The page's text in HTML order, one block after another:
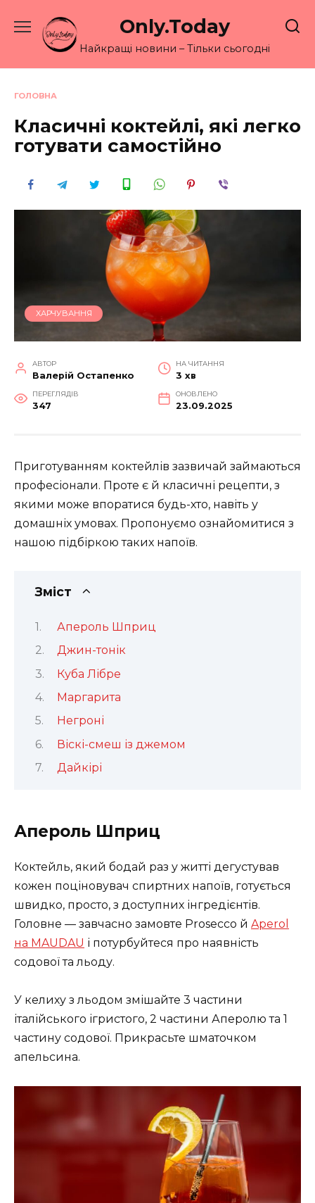
до
Only.Today
Найкращі новини – Тільки сьогодні
ГОЛОВНА
Класичні коктейлі, які легко
готувати самостійно
ХАРЧУВАННЯ
АВТОР
Валерій Остапенко
НА ЧИТАННЯ
3 хв
ПЕРЕГЛЯДІВ
347
ОНОВЛЕНО
23.09.2025
Приготуванням коктейлів зазвичай займаються
професіонали. Проте є й класичні рецепти, з
якими може впоратися будь-хто, навіть у
домашніх умовах. Пропонуємо ознайомитися з
нашою підбіркою таких напоїв.
Зміст
Апероль Шприц
Джин-тонік
Куба Лібре
Маргарита
Негроні
Віскі-смеш із джемом
Дайкірі
Апероль Шприц
Коктейль, який бодай раз у житті дегустував
кожен поціновувач спиртних напоїв, готується
швидко, просто, з доступних інгредієнтів.
Головне — завчасно замовте Prosecco й Aperol
на MAUDAU і потурбуйтеся про наявність
содової та льоду.
У келиху з льодом змішайте 3 частини
італійського ігристого, 2 частини Аперолю та 1
частину содової. Прикрасьте шматочком
апельсина.